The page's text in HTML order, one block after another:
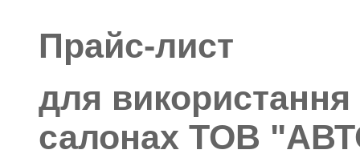
Прайс-лист
для
салонах ТОВ